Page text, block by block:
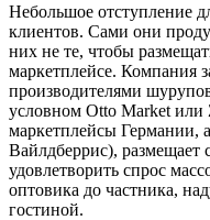
Небольшое отступление
клиентов. Сами они
них не те, чтобы
маркетплейсе. Компания
производителями
условном Otto Market
маркетплейсы Германии,
Вайлдберрис),
удовлетворить спрос
оптовика до частника,
гостиной.